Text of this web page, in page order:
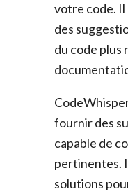
votre code.
des
du code plus
fournir des
capable de
pertinentes.
solutions